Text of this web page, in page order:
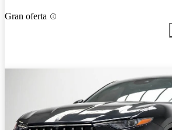
Gran oferta